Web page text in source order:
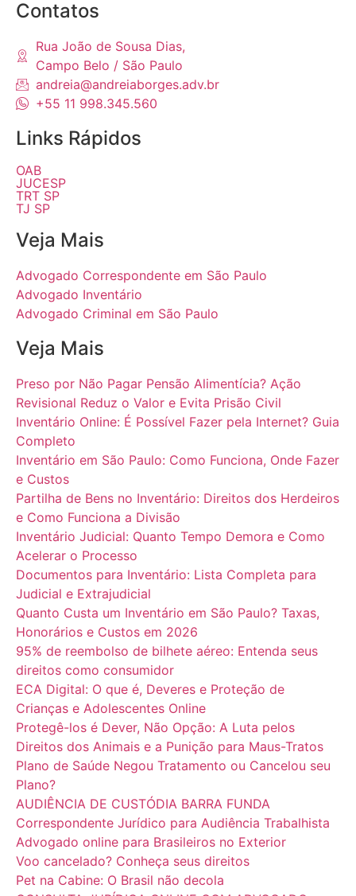
Contatos
Rua João de Sousa Dias,
Campo Belo / São Paulo
andreia@andreiaborges.adv.br
+55 11 998.345.560
Links Rápidos
OAB
JUCESP
TRT SP
TJ SP
Veja Mais
Advogado Correspondente em São Paulo
Advogado Inventário
Advogado Criminal em São Paulo
Veja Mais
Preso por Não Pagar Pensão Alimentícia? Ação
Revisional Reduz o Valor e Evita Prisão Civil
Inventário Online: É Possível Fazer pela Internet? Guia
Completo
Inventário em São Paulo: Como Funciona, Onde Fazer
e Custos
Partilha de Bens no Inventário: Direitos dos Herdeiros
e Como Funciona a Divisão
Inventário Judicial: Quanto Tempo Demora e Como
Acelerar o Processo
Documentos para Inventário: Lista Completa para
Judicial e Extrajudicial
Quanto Custa um Inventário em São Paulo? Taxas,
Honorários e Custos em 2026
95% de reembolso de bilhete aéreo: Entenda seus
direitos como consumidor
ECA Digital: O que é, Deveres e Proteção de
Crianças e Adolescentes Online
Protegê-los é Dever, Não Opção: A Luta pelos
Direitos dos Animais e a Punição para Maus-Tratos
Plano de Saúde Negou Tratamento ou Cancelou seu
Plano?
AUDIÊNCIA DE CUSTÓDIA BARRA FUNDA
Correspondente Jurídico para Audiência Trabalhista
Advogado online para Brasileiros no Exterior
Voo cancelado? Conheça seus direitos
Pet na Cabine: O Brasil não decola